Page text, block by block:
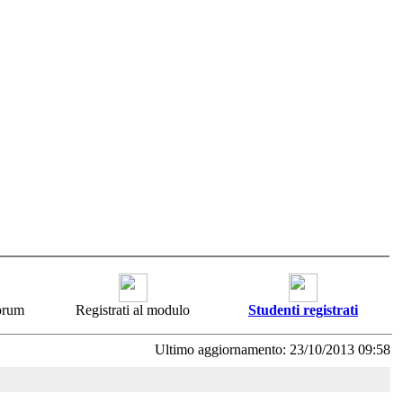
Registrati al modulo Studenti registrati
Ultimo aggiornamento: 23/10/2013 09:58